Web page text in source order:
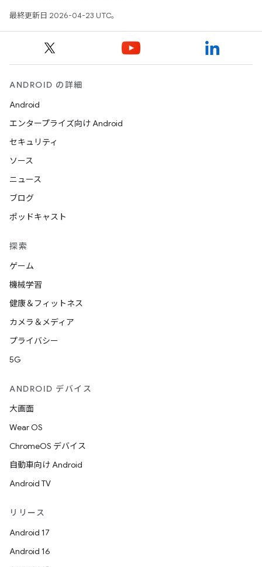
最終更新日 2026-04-23 UTC。
ANDROID の詳細
Android
エンタープライズ向け Android
セキュリティ
ソース
ニュース
ブログ
ポッドキャスト
探索
ゲーム
機械学習
健康＆フィットネス
カメラ＆メディア
プライバシー
5G
ANDROID デバイス
大画面
Wear OS
ChromeOS デバイス
自動車向け Android
Android TV
リリース
Android 17
Android 16